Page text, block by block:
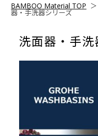
BAMBOO Material TOP ＞
器・手洗器シリーズ
洗面器・手